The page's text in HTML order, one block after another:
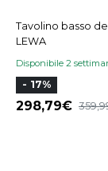
Tavolino basso
LEWA
Disponibile 2
- 17%
298,79